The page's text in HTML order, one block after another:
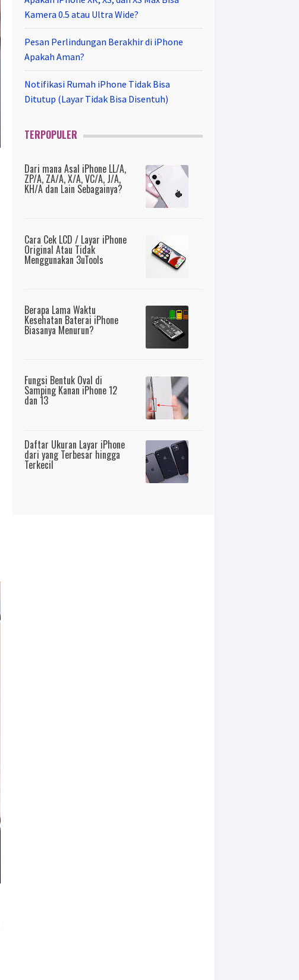
Kamera 0.5 atau Ultra Wide?
Pesan Perlindungan Berakhir di iPhone
Apakah Aman?
Notifikasi Rumah iPhone Tidak Bisa
Ditutup (Layar Tidak Bisa Disentuh)
TERPOPULER
Dari mana Asal iPhone LL/A,
ZP/A, ZA/A, X/A, VC/A, J/A,
KH/A dan Lain Sebagainya?
Cara Cek LCD / Layar iPhone
Original Atau Tidak
Menggunakan 3uTools
Berapa Lama Waktu
Kesehatan Baterai iPhone
Biasanya Menurun?
Fungsi Bentuk Oval di
Samping Kanan iPhone 12
dan 13
Daftar Ukuran Layar iPhone
dari yang Terbesar hingga
Terkecil